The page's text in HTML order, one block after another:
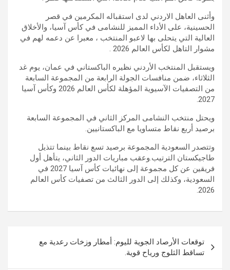
وأثنى العاهل الاردني لدى استقباله المكرمين في قصر
الحسينية، على الأداء المميز للنشامى في كأس آسيا، والأخلاق
العالية التي يتحلى بها لاعبو المنتخب ، معبرا عن دعمه لهم في
مشوار التاهل لكأس العالم 2026 .
ويستقبل المنتخب الأردني نظيره الباكستاني في عمان، يوم غد
الثلاثاء، ضمن منافسات الجولة الرابعة من المجموعة السابعة
من التصفيات الآسيوية المؤهلة لكأس العالم 2026 وكأس آسيا
2027.
ويحتل منتخب النشامى المركز الثاني في المجموعة السابعة
برصيد أربع نقاط متساويا مع الباكستانيين.
وتتصدر السعودية المجموعة برصيد تسع نقاط بينما تتذيل
طاجيكستان الترتيب.وعقب مباريات الدور الثاني، يتأهل أول
فريقين عن كل مجموعة إلى نهائيات كأس آسيا 2027 في
السعودية، وكذلك إلى الدور الثالث من تصفيات كأس العالم
2026.
المقالات
توقعات الأرصاد الجوية لليوم: أمطار وزخات رعدية مع
تساقط الثلوج ورياح قوية.